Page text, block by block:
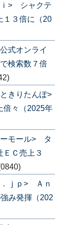
ｉ> シャクテ
１３倍に（20
式オンライ
検索数７倍
きりたんぽ>
倍々（2025年
ーモール> タ
ＥＣ売上３
ｊｐ> Ａｎ
み発揮（202